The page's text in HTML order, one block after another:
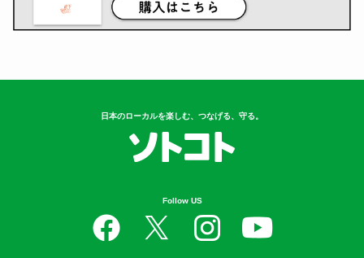
日本のローカルを楽しむ、つなげる、守る。
Follow US